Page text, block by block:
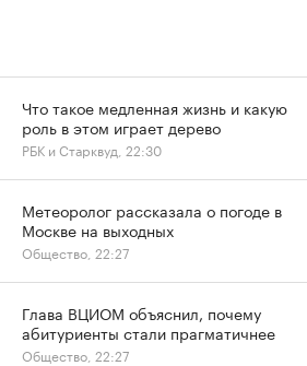
Что такое медленная жизнь и какую
роль в этом играет дерево
РБК и Старквуд, 22:30
Метеоролог рассказала о погоде в
Москве на выходных
Общество, 22:27
Глава ВЦИОМ объяснил, почему
абитуриенты стали прагматичнее
Общество, 22:27